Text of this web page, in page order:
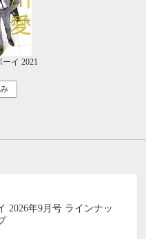
イ 2021
2026年9月号 ラインナッ